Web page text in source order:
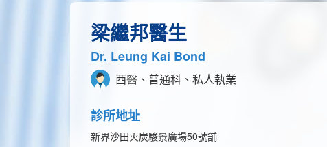
梁繼邦醫生
Dr. Leung Kai Bond
西醫、普通科、私人執業
診所地址
新界沙田火炭駿景廣場50號舖